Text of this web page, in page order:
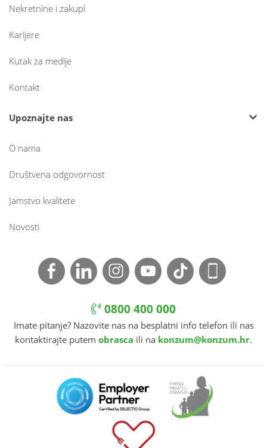
Nekretnine i zakupi
Karijere
Kutak za medije
Kontakt
Upoznajte nas
O nama
Društvena odgovornost
Jamstvo kvalitete
Novosti
0800 400 000
Imate pitanje? Nazovite nas na besplatni info telefon ili nas
kontaktirajte putem obrasca ili na konzum@konzum.hr.